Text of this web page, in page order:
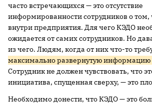
часто встречающихся — это отсутствие
информированности сотрудников о том,
внутри предприятия. Для чего КЭДО
ожидается от самих сотрудников. Но
из чего. Людям, когда от них что-то
максимально развернутую информацию
Сотрудник не должен чувствовать, что
инициатива, спущенная сверху, — это
Необходимо донести, что КЭДО — это